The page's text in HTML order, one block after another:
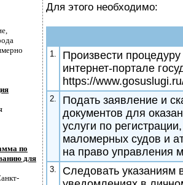
по
для
Для этого необходимо:
1.
Произвести
интернет-портале
https://
2.
Подать заявление и
документов для
услуги по
маломерных судов и
на право управления
3.
Следовать указаниям